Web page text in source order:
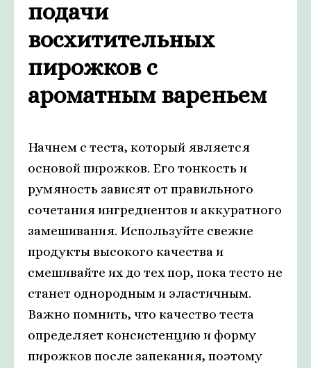
подачи
восхитительных
пирожков с
ароматным вареньем
Начнем с теста, который является
основой пирожков. Его тонкость и
румяность зависят от правильного
сочетания ингредиентов и аккуратного
замешивания. Используйте свежие
продукты высокого качества и
смешивайте их до тех пор, пока тесто не
станет однородным и эластичным.
Важно помнить, что качество теста
определяет консистенцию и форму
пирожков после запекания, поэтому